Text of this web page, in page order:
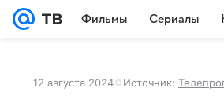
Фильмы Сериалы
12 августа 2024 Источник: